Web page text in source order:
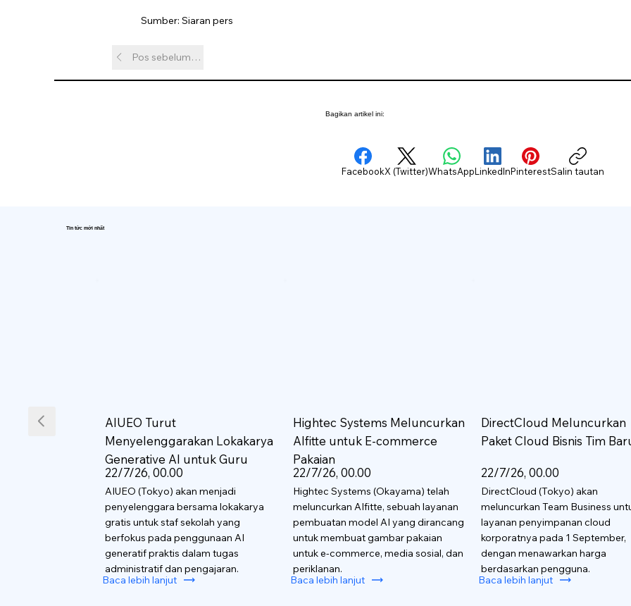
Sumber: Siaran pers
Pos sebelumnya
Bagikan artikel ini:
FacebookX (Twitter)WhatsAppLinkedInPinterestSalin tautan
Tin tức mới nhất
AIUEO Turut
Menyelenggarakan Lokakarya
Generative AI untuk Guru
22/7/26, 00.00
AIUEO (Tokyo) akan menjadi
penyelenggara bersama lokakarya
gratis untuk staf sekolah yang
berfokus pada penggunaan AI
generatif praktis dalam tugas
administratif dan pengajaran.
Baca lebih lanjut
Hightec Systems Meluncurkan
AIfitte untuk E-commerce
Pakaian
22/7/26, 00.00
Hightec Systems (Okayama) telah
meluncurkan AIfitte, sebuah layanan
pembuatan model AI yang dirancang
untuk membuat gambar pakaian
untuk e-commerce, media sosial, dan
periklanan.
Baca lebih lanjut
DirectCloud Meluncurkan
Paket Cloud Bisnis Tim
22/7/26, 00.00
DirectCloud (Tokyo) akan
meluncurkan Team Business
layanan penyimpanan cloud
korporatnya pada 1 September,
dengan menawarkan harga
berdasarkan pengguna.
Baca lebih lanjut